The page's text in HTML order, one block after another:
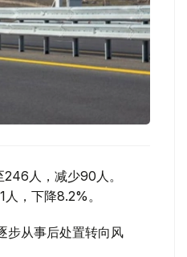
人，减少90人。
，下降8.2%。
步从事后处置转向风